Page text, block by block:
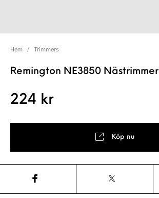
Hem / Trimmers
Remington NE3850 Nästrimmer
224 kr
Köp nu